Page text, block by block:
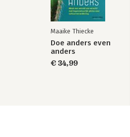
Maaike Thiecke
Doe anders even
anders
€ 34,99